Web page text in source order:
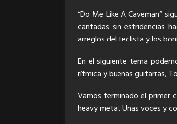
“Do Me Like A Caveman“
cantadas sin estridencias
arreglos del teclista y los
En el siguiente tema
rítmica y buenas guitarras,
Vamos terminado el primer
heavy metal. Unas voces y